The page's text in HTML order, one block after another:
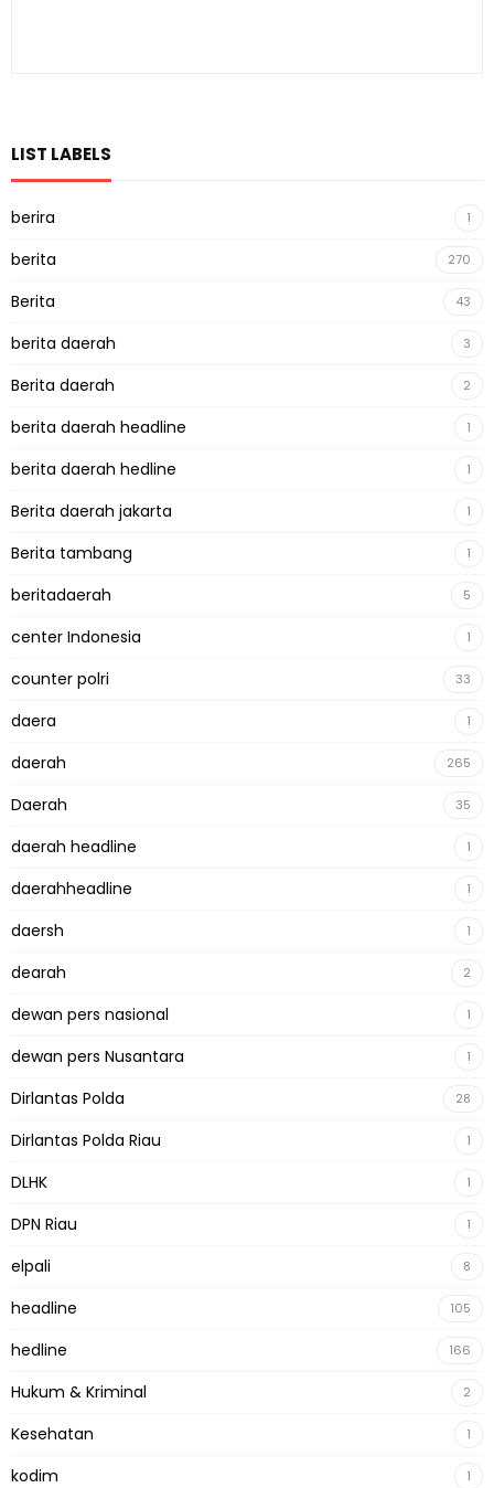
LIST LABELS
berira 1
berita 270
Berita 43
berita daerah 3
Berita daerah 2
berita daerah headline 1
berita daerah hedline 1
Berita daerah jakarta 1
Berita tambang 1
beritadaerah 5
center Indonesia 1
counter polri 33
daera 1
daerah 265
Daerah 35
daerah headline 1
daerahheadline 1
daersh 1
dearah 2
dewan pers nasional 1
dewan pers Nusantara 1
Dirlantas Polda 28
Dirlantas Polda Riau 1
DLHK 1
DPN Riau 1
elpali 8
headline 105
hedline 166
Hukum & Kriminal 2
Kesehatan 1
kodim 1